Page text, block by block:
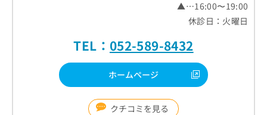
▲…16:00〜19:00
休診日：火曜日
TEL： 052-589-8432
ホームページ
クチコミを見る